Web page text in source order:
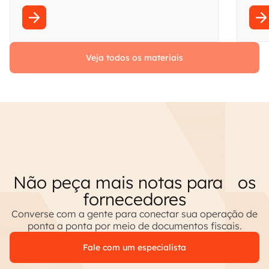
em qualquer linguagem.
Veja todos os materiais
Não peça mais notas para os
fornecedores
Converse com a gente para conectar sua operação de
ponta a ponta por meio de documentos fiscais.
Fale com um especialista